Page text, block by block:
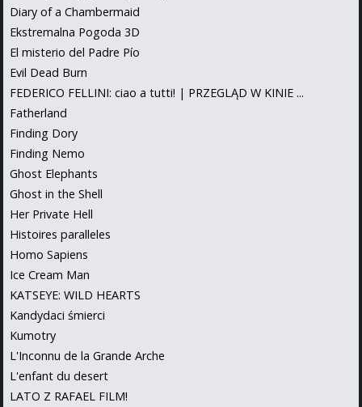
Diary of a Chambermaid
Ekstremalna Pogoda 3D
El misterio del Padre Pío
Evil Dead Burn
FEDERICO FELLINI: ciao a tutti! | PRZEGLĄD W KINIE ...
Fatherland
Finding Dory
Finding Nemo
Ghost Elephants
Ghost in the Shell
Her Private Hell
Histoires paralleles
Homo Sapiens
Ice Cream Man
KATSEYE: WILD HEARTS
Kandydaci śmierci
Kumotry
L'Inconnu de la Grande Arche
L'enfant du desert
LATO Z RAFAEL FILM!